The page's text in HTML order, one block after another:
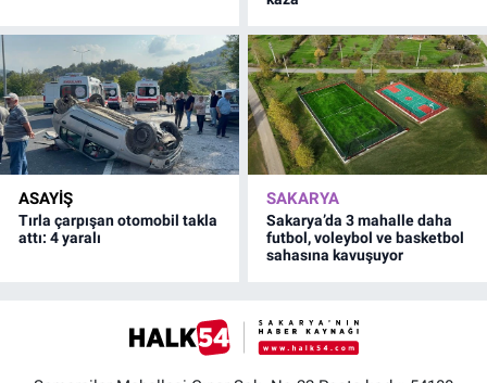
ASAYİŞ
Tırla çarpışan otomobil takla
attı: 4 yaralı
SAKARYA
Sakarya’da 3 mahalle daha
futbol, voleybol ve basketbol
sahasına kavuşuyor